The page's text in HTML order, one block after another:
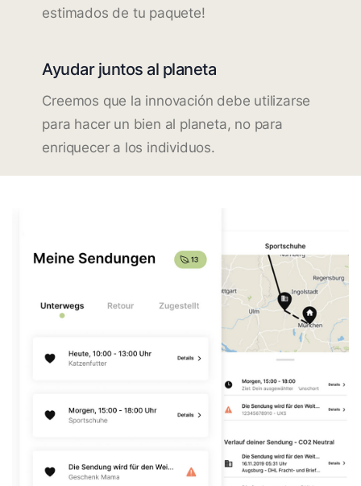
estimados de tu paquete!
Ayudar juntos al planeta
Creemos que la innovación debe utilizarse
para hacer un bien al planeta, no para
enriquecer a los individuos.